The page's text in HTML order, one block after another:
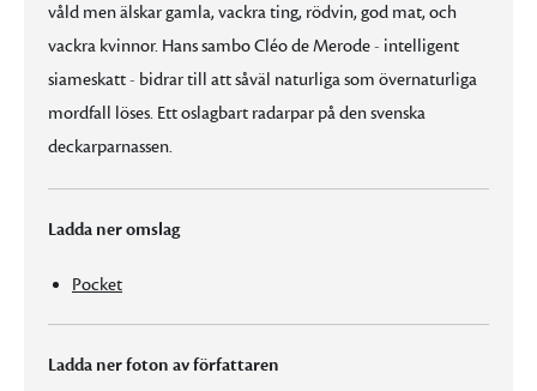
våld men älskar gamla, vackra ting, rödvin, god mat, och
vackra kvinnor. Hans sambo Cléo de Merode - intelligent
siameskatt - bidrar till att såväl naturliga som övernaturliga
mordfall löses. Ett oslagbart radarpar på den svenska
deckarparnassen.
Ladda ner omslag
Pocket
Ladda ner foton av författaren